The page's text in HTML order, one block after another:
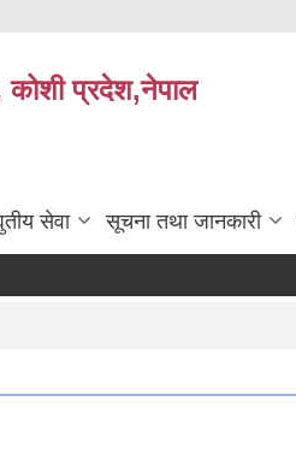
कोशी प्रदेश,नेपाल
सेवा सूचना तथा जानकारी